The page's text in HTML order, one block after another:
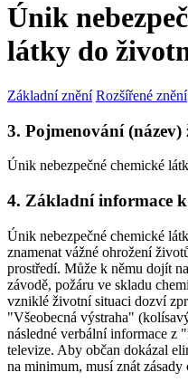
Únik
látky do
Základní znění Rozšířené znění
3. Pojmenování (název)
Únik nebezpečné chemické
4. Základní informace
Únik nebezpečné chemické
znamenat vážné ohrožení
prostředí. Může k němu dojít
závodě, požáru ve skladu
vzniklé životní situaci dozví
"Všeobecná výstraha"
následné verbální informace z
televize. Aby občan dokázal
na minimum, musí znát